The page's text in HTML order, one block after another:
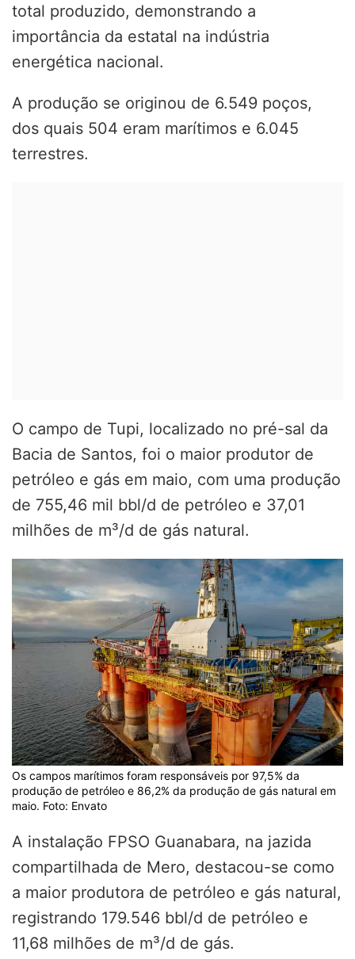
total produzido, demonstrando a
importância da estatal na indústria
energética nacional.
A produção se originou de 6.549 poços,
dos quais 504 eram marítimos e 6.045
terrestres.
O campo de Tupi, localizado no pré-sal da
Bacia de Santos, foi o maior produtor de
petróleo e gás em maio, com uma produção
de 755,46 mil bbl/d de petróleo e 37,01
milhões de m³/d de gás natural.
Os campos marítimos foram responsáveis por 97,5% da
produção de petróleo e 86,2% da produção de gás natural em
maio. Foto: Envato
A instalação FPSO Guanabara, na jazida
compartilhada de Mero, destacou-se como
a maior produtora de petróleo e gás natural,
registrando 179.546 bbl/d de petróleo e
11,68 milhões de m³/d de gás.